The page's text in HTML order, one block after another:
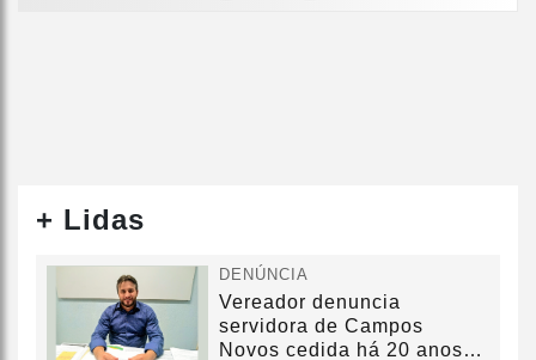
+ Lidas
DENÚNCIA
Vereador denuncia
servidora de Campos
Novos cedida há 20 anos